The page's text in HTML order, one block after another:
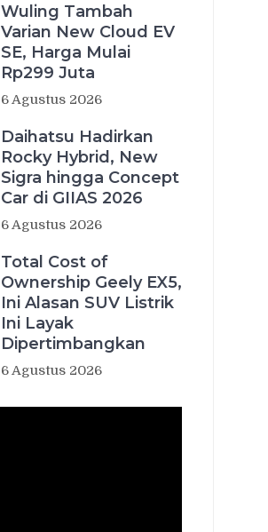
Wuling Tambah
Varian New Cloud EV
SE, Harga Mulai
Rp299 Juta
6 Agustus 2026
Daihatsu Hadirkan
Rocky Hybrid, New
Sigra hingga Concept
Car di GIIAS 2026
6 Agustus 2026
Total Cost of
Ownership Geely EX5,
Ini Alasan SUV Listrik
Ini Layak
Dipertimbangkan
6 Agustus 2026